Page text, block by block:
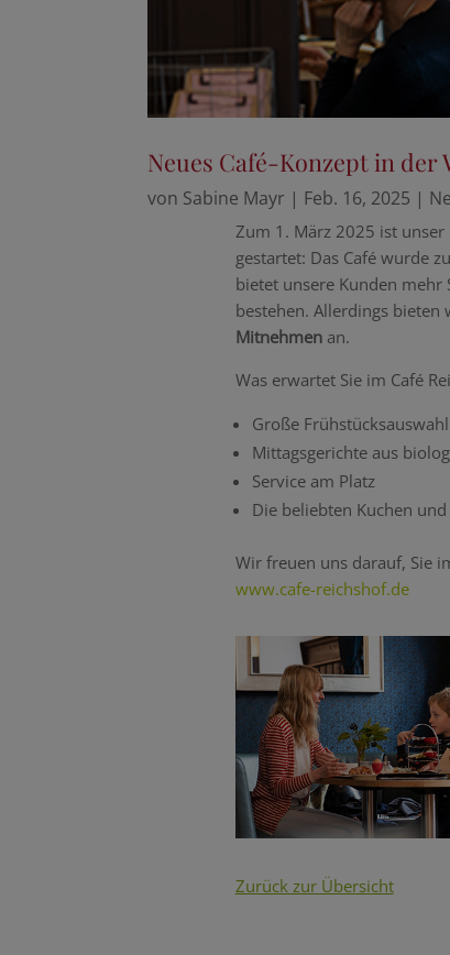
Neues Café-Konzept in der
von Sabine Mayr | Feb. 16, 2025 |
Zum 1. März 2025 ist
gestartet: Das Café wurde
bietet unsere Kunden mehr
bestehen. Allerdings
Mitnehmenan.
Was erwartet Sie im Café
Große
Mittagsgerichte aus
Service am Platz
Die beliebten Kuchen
Wir freuen uns darauf, Sie
www.cafe-reichshof.de
Zurück zur Übersicht